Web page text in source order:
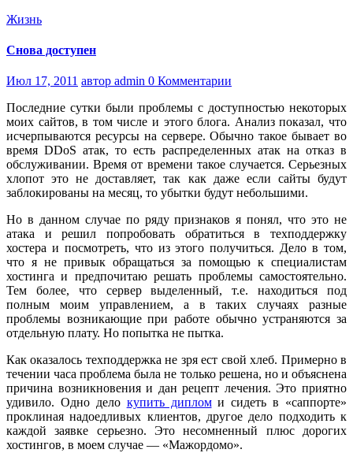
Жизнь
Снова доступен
Июл 17, 2011 автор admin 0 Комментарии
Последние сутки были проблемы с доступностью некоторых
моих сайтов, в том числе и этого блога. Анализ показал, что
исчерпываются ресурсы на сервере. Обычно такое бывает во
время DDoS атак, то есть распределенных атак на отказ в
обслуживании. Время от времени такое случается. Серьезных
хлопот это не доставляет, так как даже если сайты будут
заблокированы на месяц, то убытки будут небольшими.
Но в данном случае по ряду признаков я понял, что это не
атака и решил попробовать обратиться в техподдержку
хостера и посмотреть, что из этого получиться. Дело в том,
что я не привык обращаться за помощью к специалистам
хостинга и предпочитаю решать проблемы самостоятельно.
Тем более, что сервер выделенный, т.е. находиться под
полным моим управлением, а в таких случаях разные
проблемы возникающие при работе обычно устраняются за
отдельную плату. Но попытка не пытка.
Как оказалось техподдержка не зря ест свой хлеб. Примерно в
течении часа проблема была не только решена, но и объяснена
причина возникновения и дан рецепт лечения. Это приятно
удивило. Одно дело купить дипломи сидеть в «саппорте»
проклиная надоедливых клиентов, другое дело подходить к
каждой заявке серьезно. Это несомненный плюс дорогих
хостингов, в моем случае — «Мажордомо».